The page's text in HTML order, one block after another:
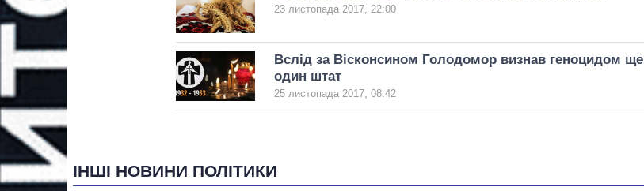
23 листопада 2017, 22:00
Вслід за Вісконсином Голодомор визнав геноцидом ще
один штат
25 листопада 2017, 08:42
ІНШІ НОВИНИ ПОЛІТИКИ